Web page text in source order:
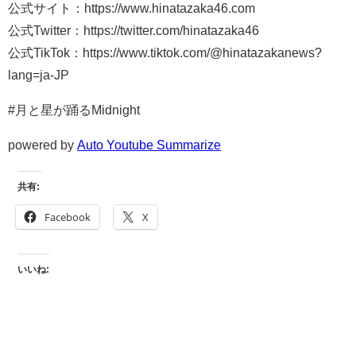
公式サイト：https://www.hinatazaka46.com
公式Twitter：https://twitter.com/hinatazaka46
公式TikTok：https://www.tiktok.com/@hinatazakanews?
lang=ja-JP
#月と星が踊るMidnight
powered by Auto Youtube Summarize
共有:
Facebook X
いいね: